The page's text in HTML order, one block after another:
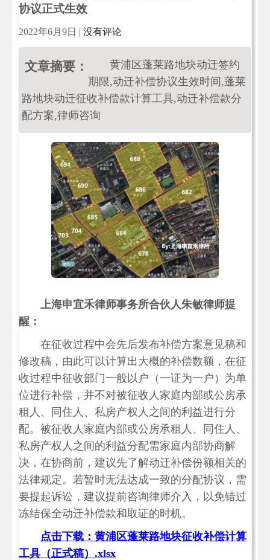
协议正式生效
2022年6月9日 | 没有评论
文章摘要：
黄浦区蓬莱路地块动迁签约
期限,动迁补偿协议生效时间,蓬莱
路地块动迁征收补偿款计算工具,动迁补偿款分
配方案,律师咨询
上海申宜禾律师事务所合伙人朱敏律师提
醒：
在征收过程中会先后发布补偿方案意见稿和
修改稿，由此可以计算出大概的补偿数额，在征
收过程中征收部门一般以户（一证为一户）为单
位进行补偿，并不对被征收人家庭内部或公房承
租人、同住人、私房产权人之间的利益进行分
配。被征收人家庭内部或公房承租人、同住人、
私房产权人之间的利益分配需家庭内部协商解
决，在协商前，建议先了解动迁补偿份额相关的
法律规定。若暂时无法达成一致的分配协议，需
要提起诉讼，建议提前咨询律师介入，以免错过
冻结保全动迁补偿款和取证的时机。
点击下载：黄浦区蓬莱路地块征收补偿计算
工具（正式稿）.xlsx